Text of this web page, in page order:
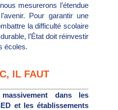
mesurerons l’étendue
Pour garantir une
la difficulté scolaire
l’État doit réinvestir
écoles.
IL FAUT
dans les
et les établissements